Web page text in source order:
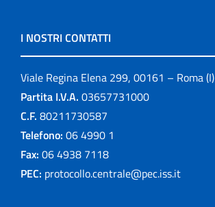
I NOSTRI CONTATTI
Viale Regina Elena 299, 00161 – Roma (I)
Partita I.V.A. 03657731000
C.F. 80211730587
Telefono: 06 4990 1
Fax: 06 4938 7118
PEC: protocollo.centrale@pec.iss.it